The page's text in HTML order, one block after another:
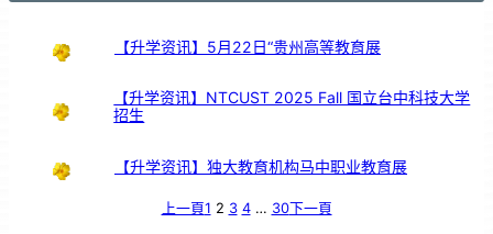
【升学资讯】5月22日“贵州高等教育展
【升学资讯】NTCUST 2025 Fall 国立台中科技大学
招生
【升学资讯】独大教育机构马中职业教育展
上一頁1 2 3 4 … 30下一頁